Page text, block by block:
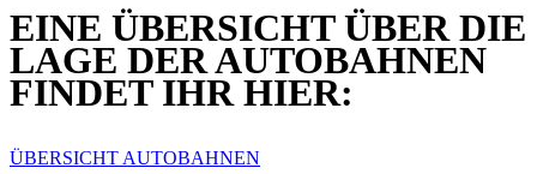
EINE ÜBERSICHT ÜBER DIE
LAGE DER AUTOBAHNEN
FINDET IHR HIER:
ÜBERSICHT AUTOBAHNEN